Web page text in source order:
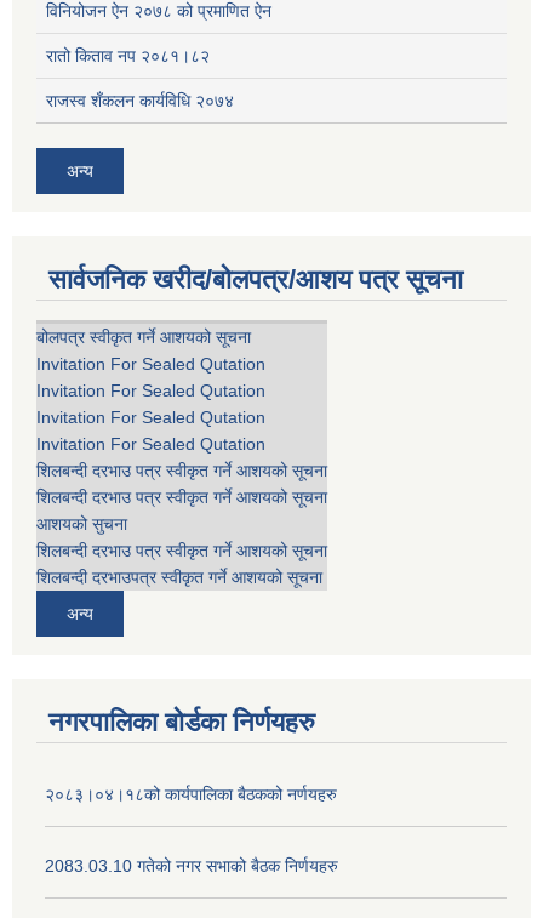
विनियोजन ऐन २०७८ को प्रमाणित ऐन
रातो किताव नप २०८१।८२
राजस्व शँकलन कार्यविधि २०७४
अन्य
सार्वजनिक खरीद/बोलपत्र/आशय पत्र सूचना
बोलपत्र स्वीकृत गर्ने आशयको सूचना
Invitation For Sealed Qutation
Invitation For Sealed Qutation
Invitation For Sealed Qutation
Invitation For Sealed Qutation
शिलबन्दी दरभाउ पत्र स्वीकृत गर्ने आशयको सूचना
शिलबन्दी दरभाउ पत्र स्वीकृत गर्ने आशयको सूचना
आशयको सुचना
शिलबन्दी दरभाउ पत्र स्वीकृत गर्ने आशयको सूचना
शिलबन्दी दरभाउपत्र स्वीकृत गर्ने आशयको सूचना
अन्य
नगरपालिका बोर्डका निर्णयहरु
२०८३।०४।१८को कार्यपालिका बैठकको नर्णयहरु
2083.03.10 गतेको नगर सभाको बैठक निर्णयहरु